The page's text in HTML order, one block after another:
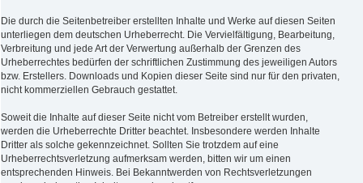
Die durch die Seitenbetreiber erstellten Inhalte und Werke auf diesen Seiten
unterliegen dem deutschen Urheberrecht. Die Vervielfältigung, Bearbeitung,
Verbreitung und jede Art der Verwertung außerhalb der Grenzen des
Urheberrechtes bedürfen der schriftlichen Zustimmung des jeweiligen Autors
bzw. Erstellers. Downloads und Kopien dieser Seite sind nur für den privaten,
nicht kommerziellen Gebrauch gestattet.
Soweit die Inhalte auf dieser Seite nicht vom Betreiber erstellt wurden,
werden die Urheberrechte Dritter beachtet. Insbesondere werden Inhalte
Dritter als solche gekennzeichnet. Sollten Sie trotzdem auf eine
Urheberrechtsverletzung aufmerksam werden, bitten wir um einen
entsprechenden Hinweis. Bei Bekanntwerden von Rechtsverletzungen